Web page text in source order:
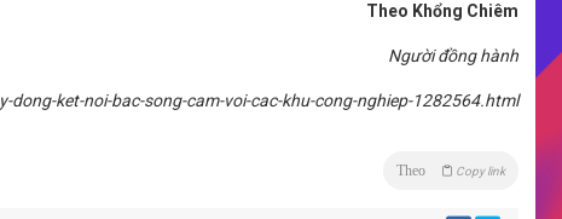
Theo Khổng Chiêm
Người đồng hành
ket-noi-bac-song-cam-voi-cac-khu-cong-nghiep-1282564.html
Theo Copy link